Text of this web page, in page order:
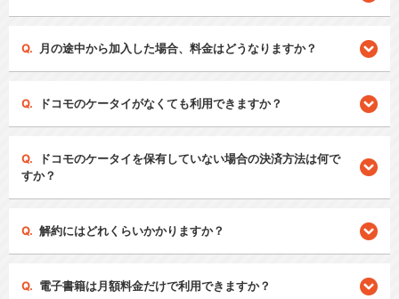
月の途中から加入した場合、料金はどうなりますか？
ドコモのケータイがなくても利用できますか？
ドコモのケータイを保有していない場合の決済方法は何で
すか？
解約にはどれくらいかかりますか？
電子書籍は月額料金だけで利用できますか？